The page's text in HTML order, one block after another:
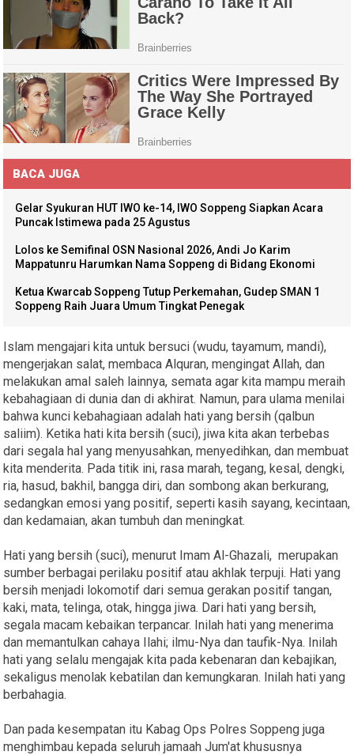
BACA JUGA
Gelar Syukuran HUT IWO ke-14, IWO Soppeng Siapkan Acara
Puncak Istimewa pada 25 Agustus
Lolos ke Semifinal OSN Nasional 2026, Andi Jo Karim
Mappatunru Harumkan Nama Soppeng di Bidang Ekonomi
Ketua Kwarcab Soppeng Tutup Perkemahan, Gudep SMAN 1
Soppeng Raih Juara Umum Tingkat Penegak
Islam mengajari kita untuk bersuci (wudu, tayamum, mandi),
mengerjakan salat, membaca Alquran, mengingat Allah, dan
melakukan amal saleh lainnya, semata agar kita mampu meraih
kebahagiaan di dunia dan di akhirat. Namun, para ulama menilai
bahwa kunci kebahagiaan adalah hati yang bersih (qalbun
saliim). Ketika hati kita bersih (suci), jiwa kita akan terbebas
dari segala hal yang menyusahkan, menyedihkan, dan membuat
kita menderita. Pada titik ini, rasa marah, tegang, kesal, dengki,
ria, hasud, bakhil, bangga diri, dan sombong akan berkurang,
sedangkan emosi yang positif, seperti kasih sayang, kecintaan,
dan kedamaian, akan tumbuh dan meningkat.
Hati yang bersih (suci), menurut Imam Al-Ghazali, merupakan
sumber berbagai perilaku positif atau akhlak terpuji. Hati yang
bersih menjadi lokomotif dari semua gerakan positif tangan,
kaki, mata, telinga, otak, hingga jiwa. Dari hati yang bersih,
segala macam kebaikan terpancar. Inilah hati yang menerima
dan memantulkan cahaya Ilahi; ilmu-Nya dan taufik-Nya. Inilah
hati yang selalu mengajak kita pada kebenaran dan kebajikan,
sekaligus menolak kebatilan dan kemungkaran. Inilah hati yang
berbahagia.
Dan pada kesempatan itu Kabag Ops Polres Soppeng juga
menghimbau kepada seluruh jamaah Jum'at khususnya